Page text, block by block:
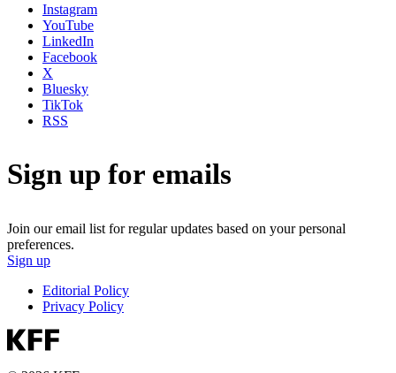
Instagram
YouTube
LinkedIn
Facebook
X
Bluesky
TikTok
RSS
Sign up for emails
Join our email list for regular updates based on your personal
preferences.
Sign up
Editorial Policy
Privacy Policy